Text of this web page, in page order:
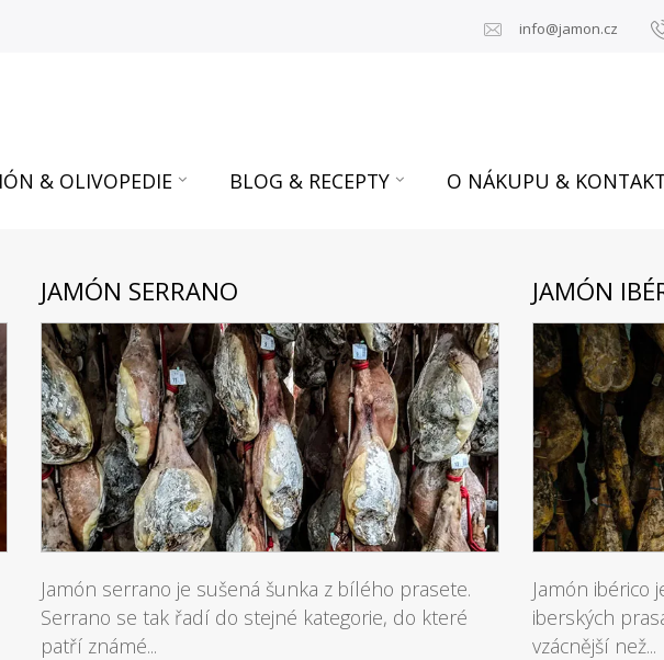
info@jamon.cz
& OLIVOPEDIE BLOG & RECEPTY O NÁKUPU & KONTAKT
JAMÓN SERRANO
Jamón serrano je sušená šunka z bílého prasete.
Serrano se tak řadí do stejné kategorie, do které
patří známé...
JAMÓN
Jamón ibérico
iberských
vzácnější než...